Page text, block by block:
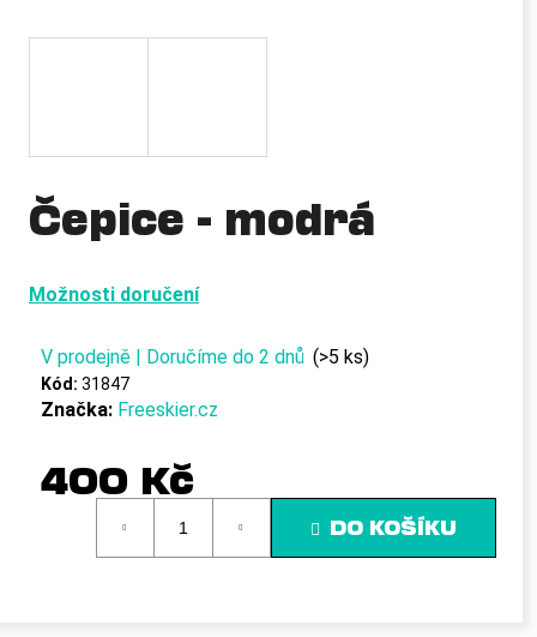
Čepice - modrá
Možnosti doručení
V prodejně | Doručíme do 2 dnů (>5 ks)
Kód: 31847
Značka: Freeskier.cz
400 Kč
DO KOŠÍKU
a
?
D